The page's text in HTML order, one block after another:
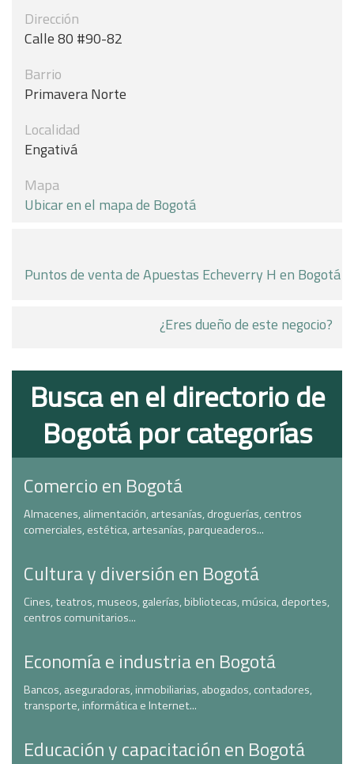
Dirección
Calle 80 #90-82
Barrio
Primavera Norte
Localidad
Engativá
Mapa
Ubicar en el mapa de Bogotá
Puntos de venta de Apuestas Echeverry H en Bogotá
¿Eres dueño de este negocio?
Busca en el directorio de
Bogotá por categorías
Comercio en Bogotá
Almacenes, alimentación, artesanías, droguerías, centros
comerciales, estética, artesanías, parqueaderos...
Cultura y diversión en Bogotá
Cines, teatros, museos, galerías, bibliotecas, música, deportes,
centros comunitarios...
Economía e industria en Bogotá
Bancos, aseguradoras, inmobiliarias, abogados, contadores,
transporte, informática e Internet...
Educación y capacitación en Bogotá